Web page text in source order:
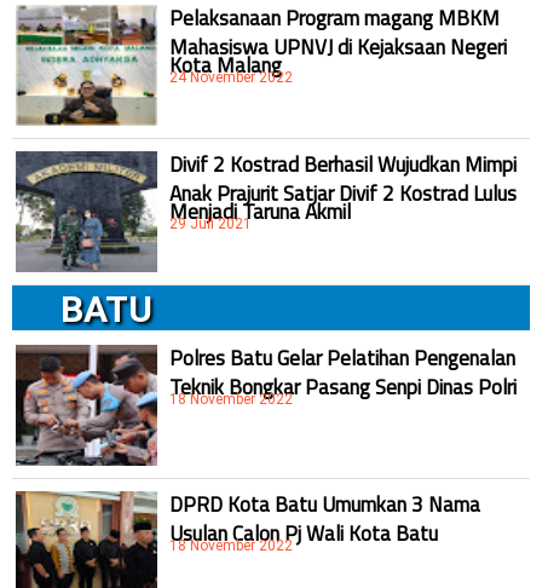
Pelaksanaan Program magang MBKM
Mahasiswa UPNVJ di Kejaksaan Negeri
Kota Malang
24 November 2022
Divif 2 Kostrad Berhasil Wujudkan Mimpi
Anak Prajurit Satjar Divif 2 Kostrad Lulus
Menjadi Taruna Akmil
29 Juli 2021
BATU
Polres Batu Gelar Pelatihan Pengenalan
Teknik Bongkar Pasang Senpi Dinas Polri
18 November 2022
DPRD Kota Batu Umumkan 3 Nama
Usulan Calon Pj Wali Kota Batu
18 November 2022